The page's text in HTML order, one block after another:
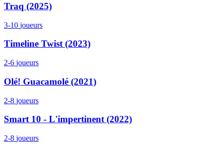
Traq (2025)
3-10 joueurs
Timeline Twist (2023)
2-6 joueurs
Olé! Guacamolé (2021)
2-8 joueurs
Smart 10 - L'impertinent (2022)
2-8 joueurs